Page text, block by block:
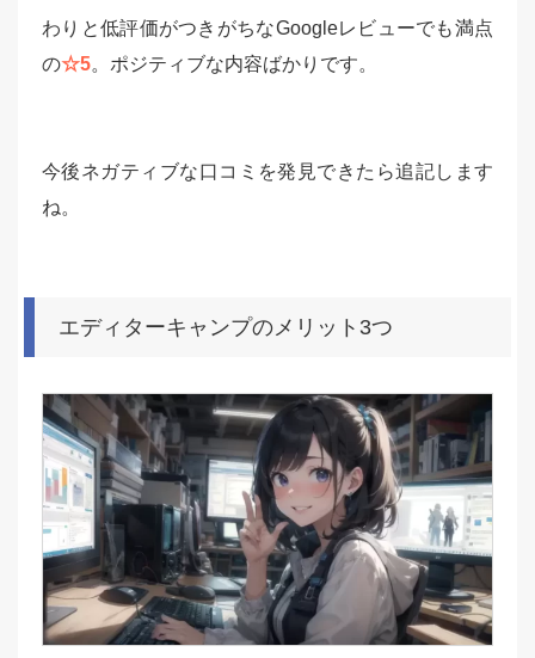
わりと低評価がつきがちなGoogleレビューでも満点
の☆5。ポジティブな内容ばかりです。
今後ネガティブな口コミを発見できたら追記します
ね。
エディターキャンプのメリット3つ